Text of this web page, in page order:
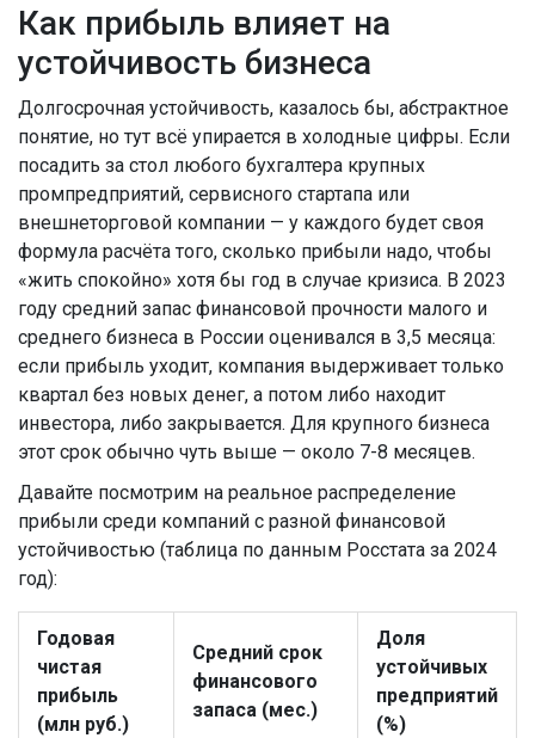
Как прибыль влияет на
устойчивость бизнеса
Долгосрочная устойчивость, казалось бы, абстрактное
понятие, но тут всё упирается в холодные цифры. Если
посадить за стол любого бухгалтера крупных
промпредприятий, сервисного стартапа или
внешнеторговой компании — у каждого будет своя
формула расчёта того, сколько прибыли надо, чтобы
«жить спокойно» хотя бы год в случае кризиса. В 2023
году средний запас финансовой прочности малого и
среднего бизнеса в России оценивался в 3,5 месяца:
если прибыль уходит, компания выдерживает только
квартал без новых денег, а потом либо находит
инвестора, либо закрывается. Для крупного бизнеса
этот срок обычно чуть выше — около 7-8 месяцев.
Давайте посмотрим на реальное распределение
прибыли среди компаний с разной финансовой
устойчивостью (таблица по данным Росстата за 2024
год):
Годовая
чистая
прибыль
(млн руб.)
Средний срок
финансового
запаса (мес.)
Доля
устойчивых
предприятий
(%)